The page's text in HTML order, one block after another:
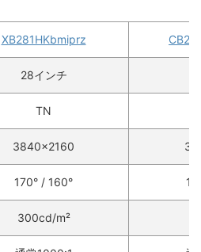
XB281HKbmiprz
28インチ
TN
3840×2160
170° / 160°
300cd/m²